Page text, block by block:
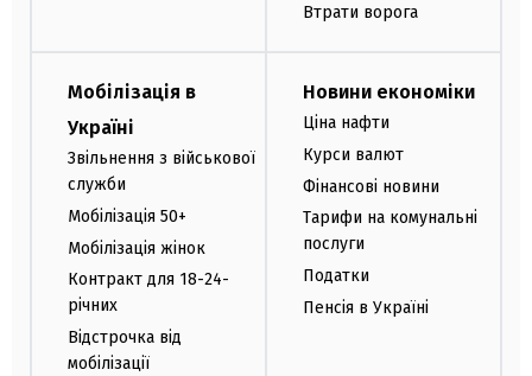
Втрати ворога
Мобілізація в
Україні
Звільнення з військової
служби
Мобілізація 50+
Мобілізація жінок
Контракт для 18-24-
річних
Відстрочка від
мобілізації
Новини економіки
Ціна нафти
Курси валют
Фінансові новини
Тарифи на комунальні
послуги
Податки
Пенсія в Україні